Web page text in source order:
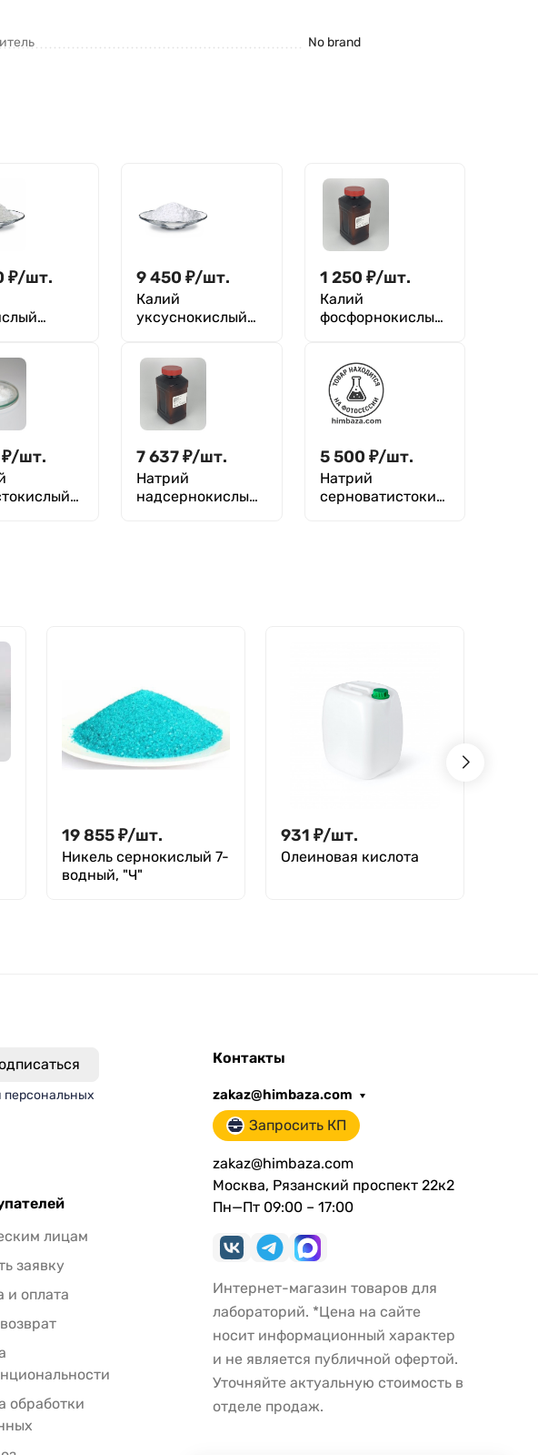
No brand
₽/шт. 9 450 ₽/шт.
Калий
уксуснокислый
1 250 ₽/шт.
Калий
фосфорнокислый
₽/шт. 7 637₽/шт.
Натрий
надсернокислый
5 500 ₽/шт.
Натрий
серноватистокис
19 855₽/шт.
Никель сернокислый 7-
водный, "Ч"
931 ₽/шт.
Олеиновая кислота
персональных
лицам
заявку
и оплата
обработки
Контакты
zakaz@himbaza.com
Запросить КП
zakaz@himbaza.com
Москва, Рязанский проспект 22к2
Пн—Пт 09:00 – 17:00
Интернет-магазин товаров для
лабораторий. *Цена на сайте
носит информационный характер
и не является публичной офертой.
Уточняйте актуальную стоимость в
отделе продаж.